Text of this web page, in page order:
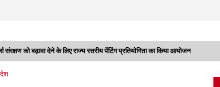
संरक्षण को बढ़ावा देने के लिए राज्य स्तरीय पेंटिंग प्रतियोगिता का किया आयोजन